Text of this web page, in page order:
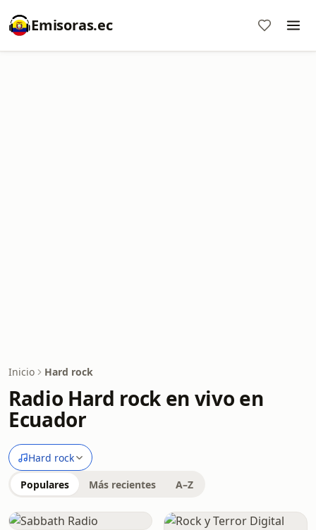
Emisoras.ec
Inicio Hard rock
Radio Hard rock en vivo en
Ecuador
Hard rock
Populares Más recientes A–Z